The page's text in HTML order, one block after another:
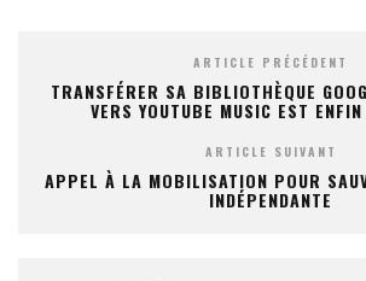
ARTICLE PRÉCÉDENT
TRANSFÉRER SA BIBLIOTHÈQUE
VERS YOUTUBE MUSIC EST
ARTICLE SUIVANT
APPEL À LA MOBILISATION POUR
INDÉPENDANTE